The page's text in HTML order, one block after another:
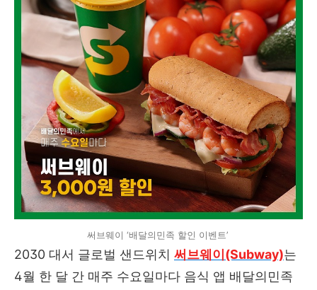
써브웨이 ‘배달의민족 할인 이벤트’
2030 대서 글로벌 샌드위치 써브웨이(Subway)는
4월 한 달 간 매주 수요일마다 음식 앱 배달의민족